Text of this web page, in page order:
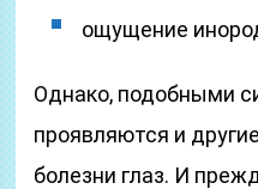
ощущение
Однако, подобными
проявляются и
болезни глаз. И